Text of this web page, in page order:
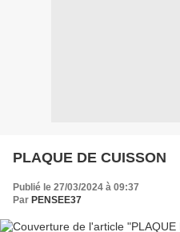
PLAQUE DE CUISSON
Publié le 27/03/2024 à 09:37
Par PENSEE37